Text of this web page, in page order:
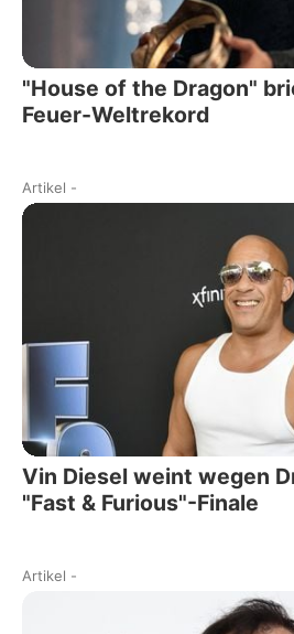
"House of the Dragon"
Feuer-Weltrekord
Artikel -
Vin Diesel weint wegen
"Fast & Furious"-Finale
Artikel -